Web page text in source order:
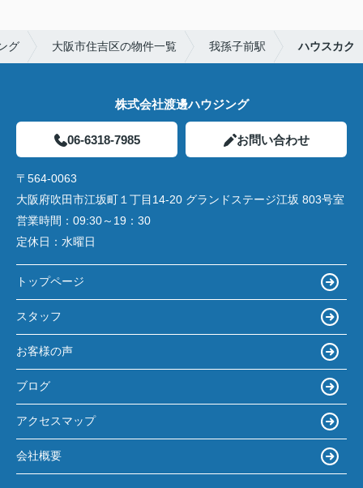
グ 大阪市住吉区の物件一覧 我孫子前駅 ハウスカク
株式会社渡邊ハウジング
06-6318-7985 お問い合わせ
〒564-0063
大阪府吹田市江坂町１丁目14‐20 グランドステージ江坂 803号室
営業時間： 09:30～19：30
定休日： 水曜日
トップページ
スタッフ
お客様の声
ブログ
アクセスマップ
会社概要